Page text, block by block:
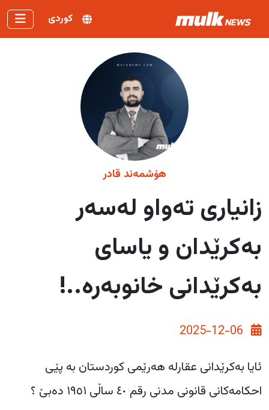
کوردی
هۆشمەند قادر
زانیاری تەواو لەسەر
بەکرێدان و یاسای
بەکرێدانی خانوبەرە..!
‎ئایا بەکرێدانی عقارلە هەرێمی کوردستان بە پێی
احکامەکانی قانونی مدنی رقم ٤٠ ساڵی ١٩٥١ دەبێ ؟